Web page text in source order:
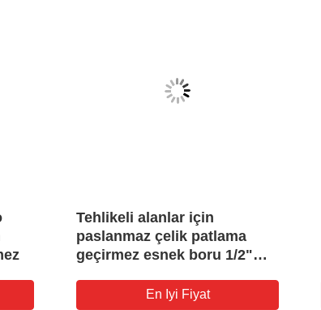
Tehlikeli alanlar için
paslanmaz çelik patlama
geçirmez esnek boru 1/2"
En Iyi Fiyat